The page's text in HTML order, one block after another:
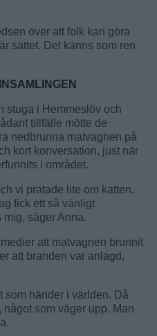
över att folk kan göra
sättet. Det känns som ren
stuga i Hemmeslöv och
tillfälle mötte de
nedbrunna matvagnen på
kort konversation, just när
i området.
vi pratade lite om katten.
fick ett så vänligt
mig, säger Anna.
att matvagnen brunnit
att branden var anlagd,
som händer i världen. Då
som väger upp. Man